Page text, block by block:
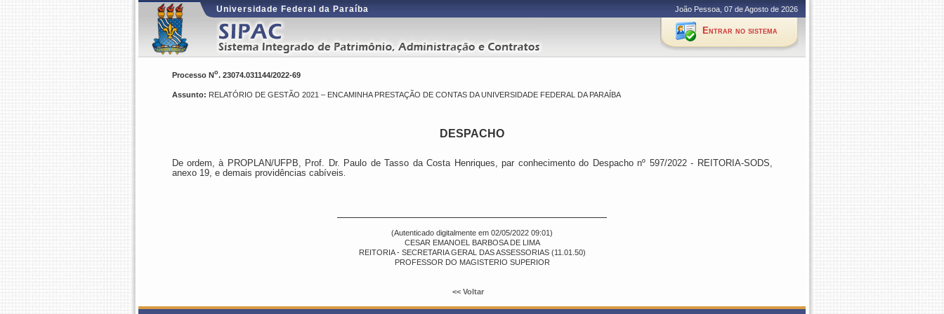
Universidade Federal da Paraíba João Pessoa, 07 de Agosto de 2026
Entrar no sistema
Processo No. 23074.031144/2022-69
Assunto: RELATÓRIO DE GESTÃO 2021 – ENCAMINHA PRESTAÇÃO DE CONTAS DA UNIVERSIDADE FEDERAL DA PARAÍBA
DESPACHO
De ordem, à PROPLAN/UFPB, Prof. Dr. Paulo de Tasso da Costa Henriques, par conhecimento do Despacho nº 597/2022 - REITORIA-SODS,
anexo 19, e demais providências cabíveis
(Autenticado digitalmente em 02/05/2022 09:01)
CESAR EMANOEL BARBOSA DE LIMA
REITORIA - SECRETARIA GERAL DAS ASSESSORIAS (11.01.50)
PROFESSOR DO MAGISTERIO SUPERIOR
<< Voltar